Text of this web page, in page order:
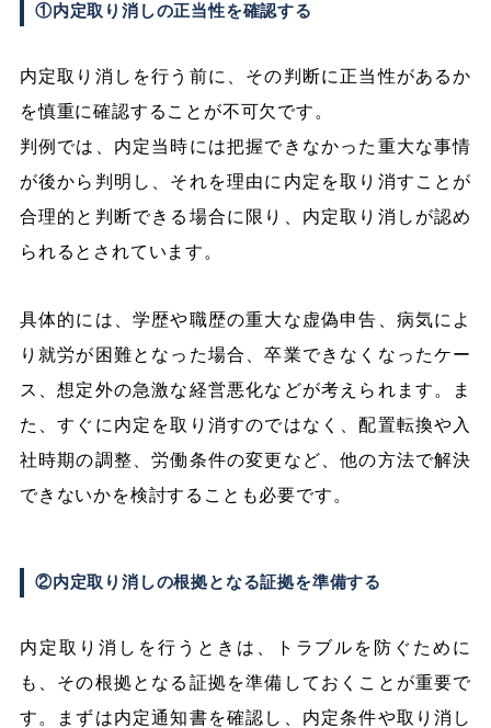
①内定取り消しの正当性を確認する
内定取り消しを行う前に、その判断に正当性があるか
を慎重に確認することが不可欠です。
判例では、内定当時には把握できなかった重大な事情
が後から判明し、それを理由に内定を取り消すことが
合理的と判断できる場合に限り、内定取り消しが認め
られるとされています。
具体的には、学歴や職歴の重大な虚偽申告、病気によ
り就労が困難となった場合、卒業できなくなったケー
ス、想定外の急激な経営悪化などが考えられます。ま
た、すぐに内定を取り消すのではなく、配置転換や入
社時期の調整、労働条件の変更など、他の方法で解決
できないかを検討することも必要です。
②内定取り消しの根拠となる証拠を準備する
内定取り消しを行うときは、トラブルを防ぐために
も、その根拠となる証拠を準備しておくことが重要で
す。まずは内定通知書を確認し、内定条件や取り消し